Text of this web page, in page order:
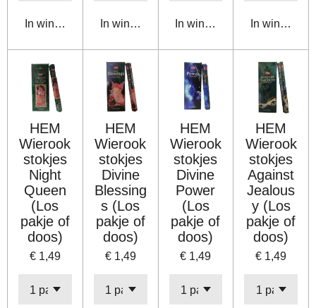
In winkelwagenIn winkelwagenIn winkelwagenIn
HEM
Wierook
stokjes
Night
Queen
(Los
pakje of
doos)
€ 1,49
HEM
Wierook
stokjes
Divine
Blessing
s (Los
pakje of
doos)
€ 1,49
HEM
Wierook
stokjes
Divine
Power
(Los
pakje of
doos)
€ 1,49
HEM
Wierook
stokjes
Against
Jealous
y (Los
pakje of
doos)
€ 1,49